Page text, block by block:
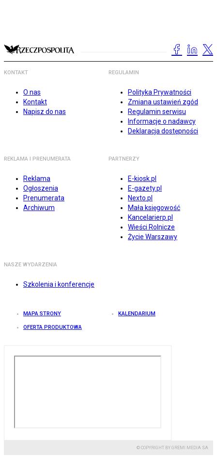
KONTAKT
O nas
Kontakt
Napisz do nas
REGULAMIN
Polityka Prywatności
Zmiana ustawień zgód
Regulamin serwisu
Informacje o nadawcy
Deklaracja dostępności
REKLAMA I PRENUMERATA
Reklama
Ogłoszenia
Prenumerata
Archiwum
PARTNERZY
E-kiosk.pl
E-gazety.pl
Nexto.pl
Mała księgowość
Kancelarierp.pl
Wieści Rolnicze
Życie Warszawy
NASZE WYDARZENIA
Szkolenia i konferencje
MAPA STRONY KALENDARIUM
OFERTA PRODUKTOWA
© COPYRIGHT BY GREMI MEDIA SA